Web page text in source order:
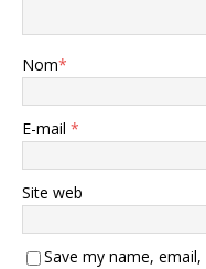
Nom*
E-mail *
Site web
Save my name,